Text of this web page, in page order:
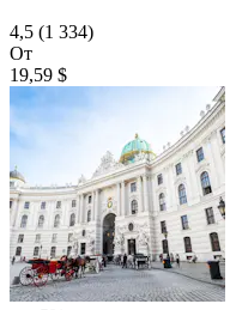
4,5 (1 334)
От
19,59 $